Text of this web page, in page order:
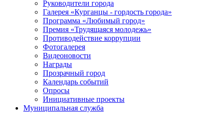
Руководители города
Галерея «Курганцы - гордость города»
Программа «Любимый город»
Премия «Трудящаяся молодежь»
Противодействие коррупции
Фотогалерея
Видеоновости
Награды
Прозрачный город
Календарь событий
Опросы
Инициативные проекты
Муниципальная служба